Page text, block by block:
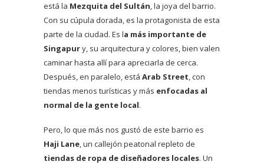
está la Mezquita del Sultán, la joya del barrio.
Con su cúpula dorada, es la protagonista de esta
parte de la ciudad. Es la más importante de
Singapury, su arquitectura y colores, bien valen
caminar hasta allí para apreciarla de cerca.
Después, en paralelo, está Arab Street, con
tiendas menos turísticas y más enfocadas al
normal de la gente local.
Pero, lo que más nos gustó de este barrio es
Haji Lane, un callejón peatonal repleto de
tiendas de ropa de diseñadores locales. Un